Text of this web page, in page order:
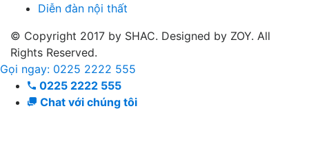
Diễn đàn nội thất
© Copyright 2017 by SHAC. Designed by ZOY. All
Rights Reserved.
Gọi ngay: 0225 2222 555
0225 2222 555
Chat với chúng tôi